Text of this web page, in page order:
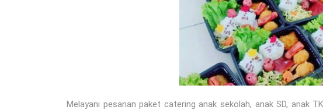
Melayani pesanan paket catering anak sekolah, anak SD, anak